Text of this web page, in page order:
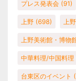
プレス発表会 (91)
上野 (698) 上
上野美術館・博物
中華料理/中国料理
台東区のイベント